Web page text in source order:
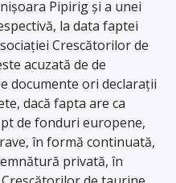
Pipirig și a unei
la data faptei
Crescătorilor de
acuzată de de
documente ori declarații
dacă fapta are ca
de fonduri europene,
în formă continuată,
privată, în